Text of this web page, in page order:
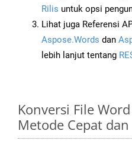
Rilis untuk opsi
Lihat juga Referensi
Aspose.Words dan
lebih lanjut tentang
Konversi File
Metode Cepat